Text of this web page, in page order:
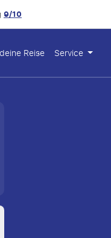
9/10
Reise Service